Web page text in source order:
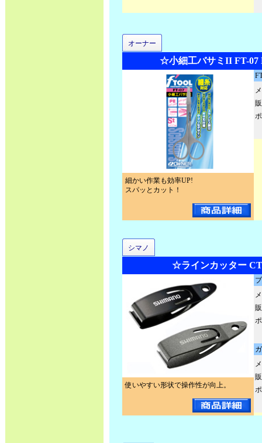
オーナー
☆小細工バサミII FT-07
細かい作業も効率UP!
スパッとカット！
シマノ
☆ラインカッター
使いやすい形状で操作性が向上。